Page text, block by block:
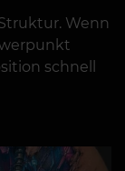
Wenn
schnell